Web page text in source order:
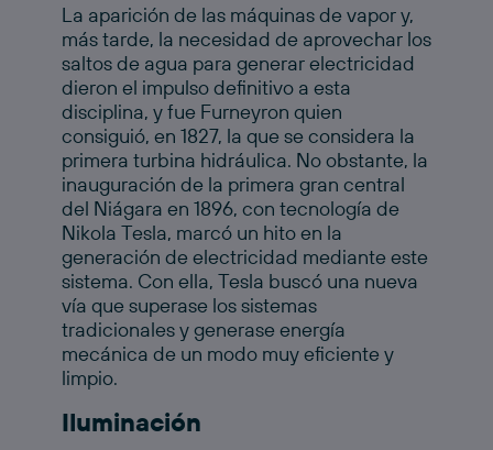
La aparición de las máquinas de vapor y,
más tarde, la necesidad de aprovechar los
saltos de agua para generar electricidad
dieron el impulso definitivo a esta
disciplina, y fue Furneyron quien
consiguió, en 1827, la que se considera la
primera turbina hidráulica. No obstante, la
inauguración de la primera gran central
del Niágara en 1896, con tecnología de
Nikola Tesla, marcó un hito en la
generación de electricidad mediante este
sistema. Con ella, Tesla buscó una nueva
vía que superase los sistemas
tradicionales y generase energía
mecánica de un modo muy eficiente y
limpio.
Iluminación